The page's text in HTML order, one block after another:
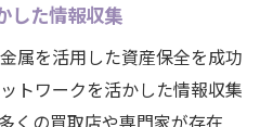
した情報収集
属を活用した資産保全を成功
トワークを活かした情報収集
くの買取店や専門家が存在